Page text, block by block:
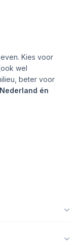
Kies voor
wel
beter voor
én